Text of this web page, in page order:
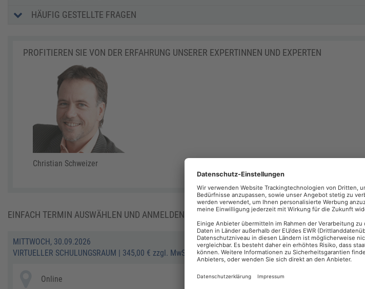
HÄUFIG GESTELLTE FRAGEN
PROFITIEREN SIE VON DER ERFAHRUNG UNSERER EXPERTINNEN UND EXPERTEN
Christian Schweizer
EINFACH TERMIN AUSWÄHLEN UND ANMELDEN:
MITTWOCH, 30.09.2026
VIRTUELLER SCHULUNGSRAUM | 345,00 € zzgl. MwSt.
PDF
Online Christian Schweizer